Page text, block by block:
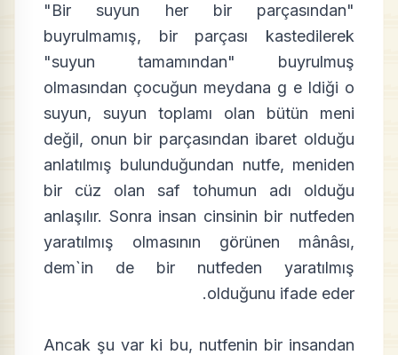
"Bir suyun her bir parçasından"
buyrulmamış, bir parçası kastedilerek
"suyun tamamından" buyrulmuş
olmasından çocuğun meydana g e ldiği o
suyun, suyun toplamı olan bütün meni
değil, onun bir parçasından ibaret olduğu
anlatılmış bulunduğundan nutfe, meniden
bir cüz olan saf tohumun adı olduğu
anlaşılır. Sonra insan cinsinin bir nutfeden
yaratılmış olmasının görünen mânâsı,
dem`in de bir nutfeden yaratılmış
olduğunu ifade eder.
Ancak şu var ki bu, nutfenin bir insandan